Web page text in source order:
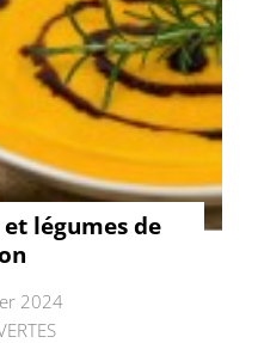
légumes de
2024